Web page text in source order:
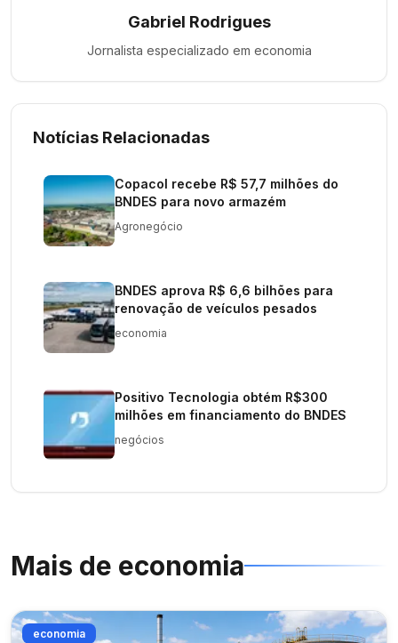
Gabriel Rodrigues
Jornalista especializado em economia
Notícias Relacionadas
Copacol recebe R$ 57,7 milhões do
BNDES para novo armazém
Agronegócio
BNDES aprova R$ 6,6 bilhões para
renovação de veículos pesados
economia
Positivo Tecnologia obtém R$300
milhões em financiamento do BNDES
negócios
Mais de economia
economia